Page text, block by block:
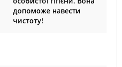
допоможе навести
чистоту!